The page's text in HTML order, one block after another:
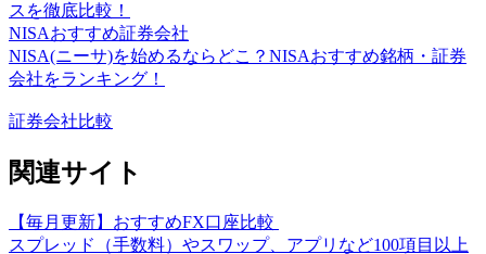
スを徹底比較！
NISAおすすめ証券会社
NISA(ニーサ)を始めるならどこ？NISAおすすめ銘柄・証券
会社をランキング！
証券会社比較
関連サイト
【毎月更新】おすすめFX口座比較
スプレッド（手数料）やスワップ、アプリなど100項目以上